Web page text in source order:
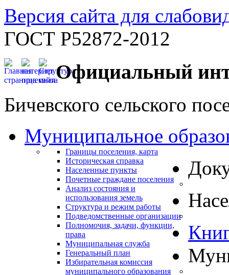
Версия сайта для
ГОСТ Р52872-2012
Официальный
Бичевского сельского
Муниципальное
Границы поселения, карта
Историческая справка
Населенные пункты
Почетные граждане поселения
Анализ состояния и
использования земель
Структура и режим работы
Подведомственные организации
Полномочия, задачи, функции,
права
Муниципальная служба
Генеральный план
Избирательная комиссия
муниципального образования